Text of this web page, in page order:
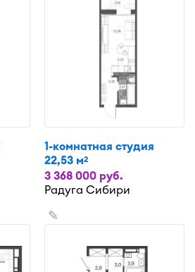
1-комнатная студия
22,53 м2
3 368 000 руб.
Радуга Сибири
✎